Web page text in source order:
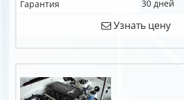
Гарантия
30 дней
Узнать цену